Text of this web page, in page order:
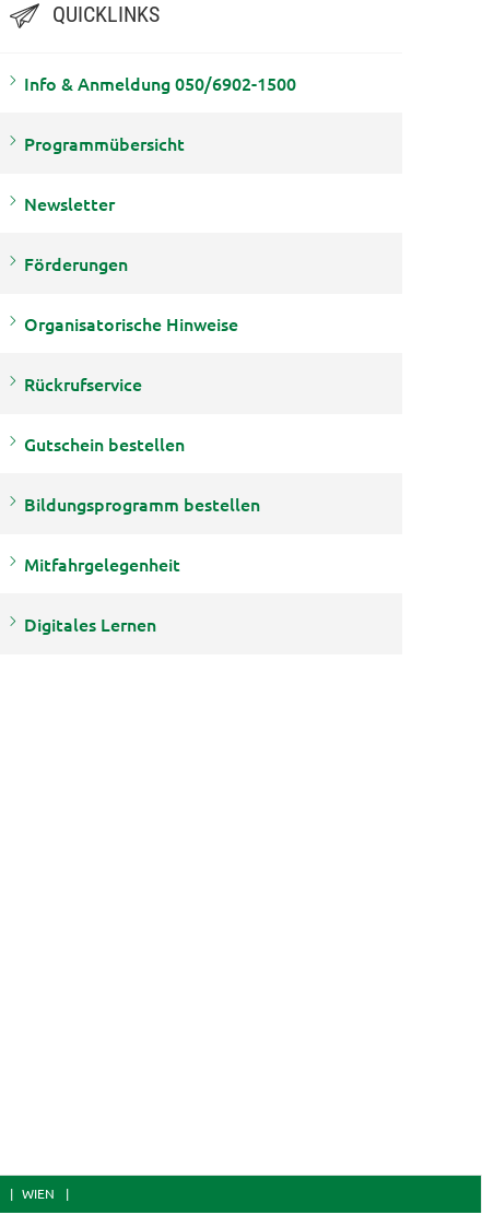
QUICKLINKS
Info & Anmeldung 050/6902-1500
Programmübersicht
Newsletter
Förderungen
Organisatorische Hinweise
Rückrufservice
Gutschein bestellen
Bildungsprogramm bestellen
Mitfahrgelegenheit
Digitales Lernen
WIEN